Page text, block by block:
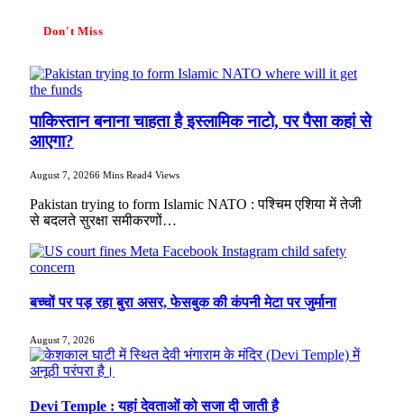
Don't Miss
पाकिस्तान बनाना चाहता है इस्लामिक नाटो, पर पैसा कहां से
आएगा?
August 7, 20266 Mins Read4 Views
Pakistan trying to form Islamic NATO : पश्चिम एशिया में तेजी
से बदलते सुरक्षा समीकरणों…
बच्चों पर पड़ रहा बुरा असर, फेसबुक की कंपनी मेटा पर जुर्माना
August 7, 2026
Devi Temple : यहां देवताओं को सजा दी जाती है